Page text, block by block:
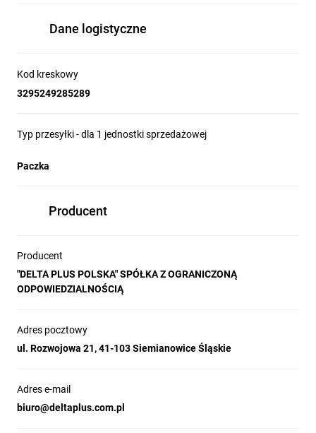
Dane logistyczne
Kod kreskowy
3295249285289
Typ przesyłki - dla 1 jednostki sprzedażowej
Paczka
Producent
Producent
"DELTA PLUS POLSKA" SPÓŁKA Z OGRANICZONĄ
ODPOWIEDZIALNOŚCIĄ
Adres pocztowy
ul. Rozwojowa 21, 41-103 Siemianowice Śląskie
Adres e-mail
biuro@deltaplus.com.pl